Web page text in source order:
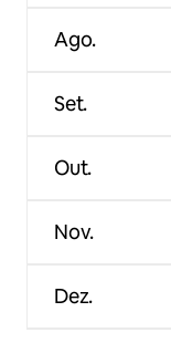
Ago.
Set.
Out.
Nov.
Dez.